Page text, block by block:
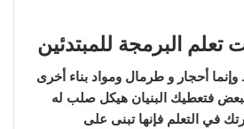
أحجار و طرمال ومواد بناء أخرى
فتعطيك البنيان هيكل صلب له
في التعلم فإنها تبنى على